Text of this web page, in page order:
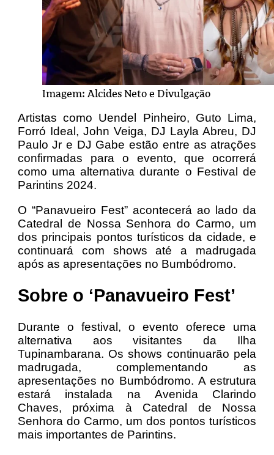
Imagem: Alcides Neto e Divulgação
Artistas como Uendel Pinheiro, Guto Lima,
Forró Ideal, John Veiga, DJ Layla Abreu, DJ
Paulo Jr e DJ Gabe estão entre as atrações
confirmadas para o evento, que ocorrerá
como uma alternativa durante o Festival de
Parintins 2024.
O “Panavueiro Fest” acontecerá ao lado da
Catedral de Nossa Senhora do Carmo, um
dos principais pontos turísticos da cidade, e
continuará com shows até a madrugada
após as apresentações no Bumbódromo.
Sobre o ‘Panavueiro Fest’
Durante o festival, o evento oferece uma
alternativa aos visitantes da Ilha
Tupinambarana. Os shows continuarão pela
madrugada, complementando as
apresentações no Bumbódromo. A estrutura
estará instalada na Avenida Clarindo
Chaves, próxima à Catedral de Nossa
Senhora do Carmo, um dos pontos turísticos
mais importantes de Parintins.